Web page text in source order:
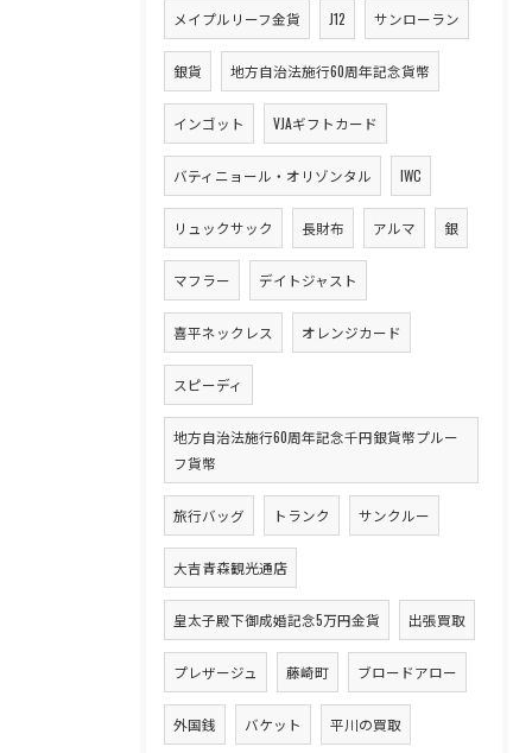
メイプルリーフ金貨 J12 サンローラン
銀貨 地方自治法施行60周年記念貨幣
インゴット VJAギフトカード
バティニョール・オリゾンタル IWC
リュックサック 長財布 アルマ 銀
マフラー デイトジャスト
喜平ネックレス オレンジカード
スピーディ
地方自治法施行60周年記念千円銀貨幣プルー
フ貨幣
旅行バッグ トランク サンクルー
大吉青森観光通店
皇太子殿下御成婚記念5万円金貨 出張買取
プレザージュ 藤崎町 ブロードアロー
外国銭 バケット 平川の買取